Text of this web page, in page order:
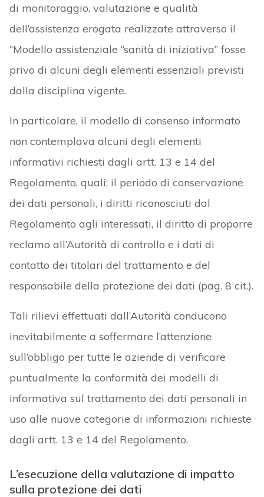
di monitoraggio, valutazione e qualità
dell’assistenza erogata realizzate attraverso il
“Modello assistenziale “sanità di iniziativa” fosse
privo di alcuni degli elementi essenziali previsti
dalla disciplina vigente.
In particolare, il modello di consenso informato
non contemplava alcuni degli elementi
informativi richiesti dagli artt. 13 e 14 del
Regolamento, quali: il periodo di conservazione
dei dati personali, i diritti riconosciuti dal
Regolamento agli interessati, il diritto di proporre
reclamo all’Autorità di controllo e i dati di
contatto dei titolari del trattamento e del
responsabile della protezione dei dati (pag. 8 cit.).
Tali rilievi effettuati dall’Autorità conducono
inevitabilmente a soffermare l’attenzione
sull’obbligo per tutte le aziende di verificare
puntualmente la conformità dei modelli di
informativa sul trattamento dei dati personali in
uso alle nuove categorie di informazioni richieste
dagli artt. 13 e 14 del Regolamento.
L’esecuzione della valutazione di impatto
sulla protezione dei dati